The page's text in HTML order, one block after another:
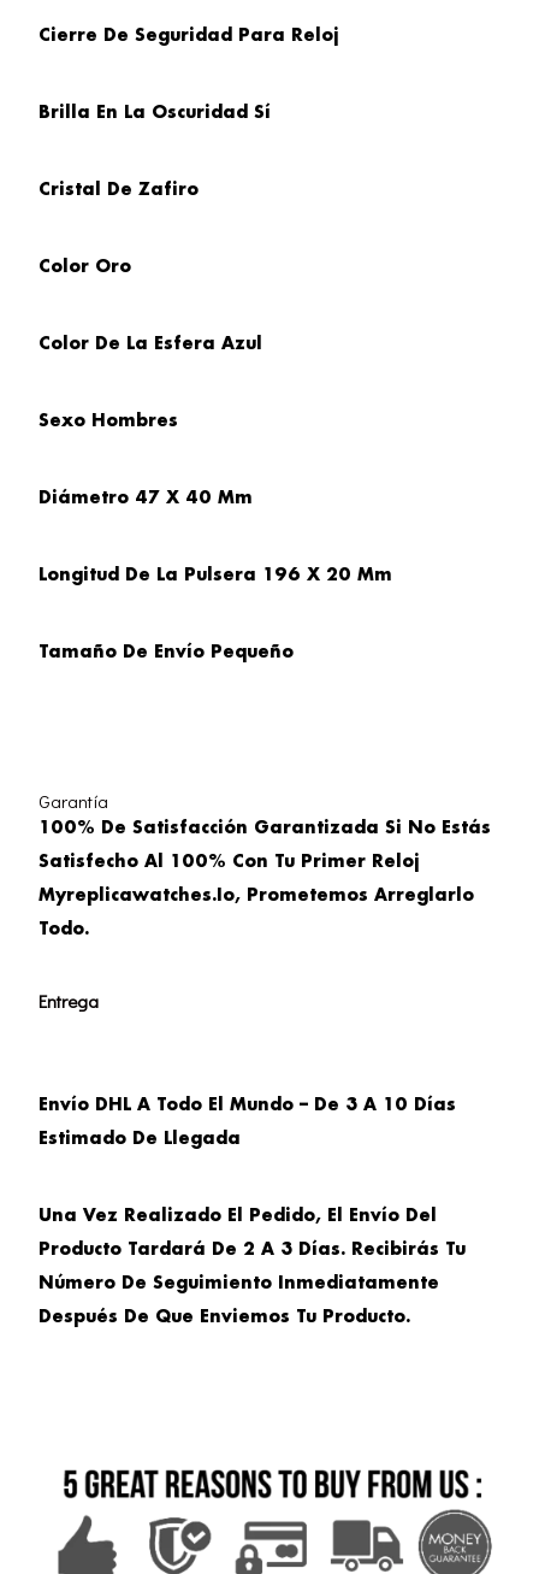
Cierre De Seguridad Para Reloj
Brilla En La Oscuridad Sí
Cristal De Zafiro
Color Oro
Color De La Esfera Azul
Sexo Hombres
Diámetro 47 X 40 Mm
Longitud De La Pulsera 196 X 20 Mm
Tamaño De Envío Pequeño
Garantía
100% De Satisfacción Garantizada Si No Estás
Satisfecho Al 100% Con Tu Primer Reloj
Myreplicawatches.io, Prometemos Arreglarlo
Todo.
Entrega
Envío DHL A Todo El Mundo – De 3 A 10 Días
Estimado De Llegada
Una Vez Realizado El Pedido, El Envío Del
Producto Tardará De 2 A 3 Días. Recibirás Tu
Número De Seguimiento Inmediatamente
Después De Que Enviemos Tu Producto.